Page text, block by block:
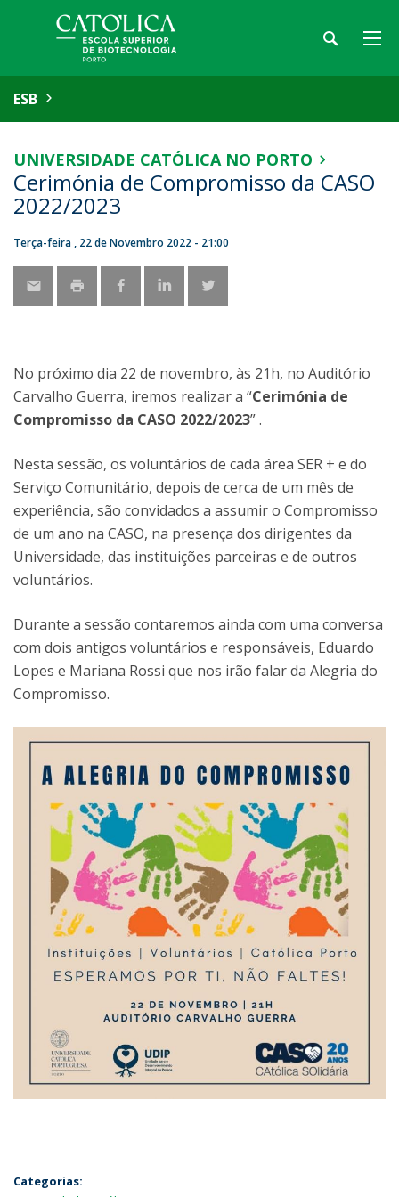
ESB
UNIVERSIDADE CATÓLICA NO PORTO
Cerimónia de Compromisso da CASO
2022/2023
Terça-feira , 22 de Novembro 2022 - 21:00
No próximo dia 22 de novembro, às 21h, no Auditório
Carvalho Guerra, iremos realizar a “Cerimónia de
Compromisso da CASO 2022/2023” .
Nesta sessão, os voluntários de cada área SER + e do
Serviço Comunitário, depois de cerca de um mês de
experiência, são convidados a assumir o Compromisso
de um ano na CASO, na presença dos dirigentes da
Universidade, das instituições parceiras e de outros
voluntários.
Durante a sessão contaremos ainda com uma conversa
com dois antigos voluntários e responsáveis, Eduardo
Lopes e Mariana Rossi que nos irão falar da Alegria do
Compromisso.
Categorias: